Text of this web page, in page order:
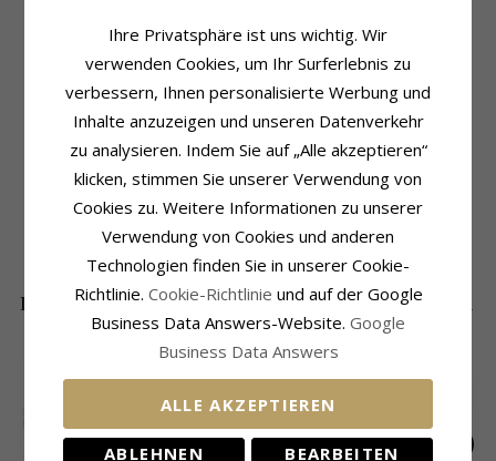
Produktinformation
Hard Steel
Form:Stern
Nasenpiercing
Metall:Stahl
Oberfläche: Polierter
Schmuckstein
Schliff:Facettenschliff
Farbe: Weißem
Größe
Breite:
3,2 mm
4-5 Werktage
DIE BELIEBTESTEN PRODUKTE IN DER
KATEGORIE
Ihre Privatsphäre ist uns wichtig. Wir
verwenden Cookies, um Ihr Surferlebnis zu
verbessern, Ihnen personalisierte Werbung und
Inhalte anzuzeigen und unseren Datenverkehr
zu analysieren. Indem Sie auf „Alle akzeptieren“
klicken, stimmen Sie unserer Verwendung von
Cookies zu. Weitere Informationen zu unserer
Verwendung von Cookies und anderen
Technologien finden Sie in unserer Cookie-
Richtlinie. Cookie-Richtlinie und auf der Google
Business Data Answers-Website. Google
Business Data Answers
ALLE AKZEPTIEREN
ABLEHNEN BEARBEITEN